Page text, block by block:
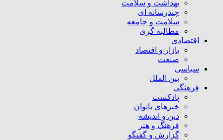
بهداشت و سلامت
چندرسانه ای
سلامت و جامعه
مطالبه گری
اقتصادی
بازار و اقتصاد
صنعت
سیاسی
بین الملل
فرهنگی
پادکست
خبرهای بانوان
دین و اندیشه
فرهنگ و هنر
گزارش و گفتگو